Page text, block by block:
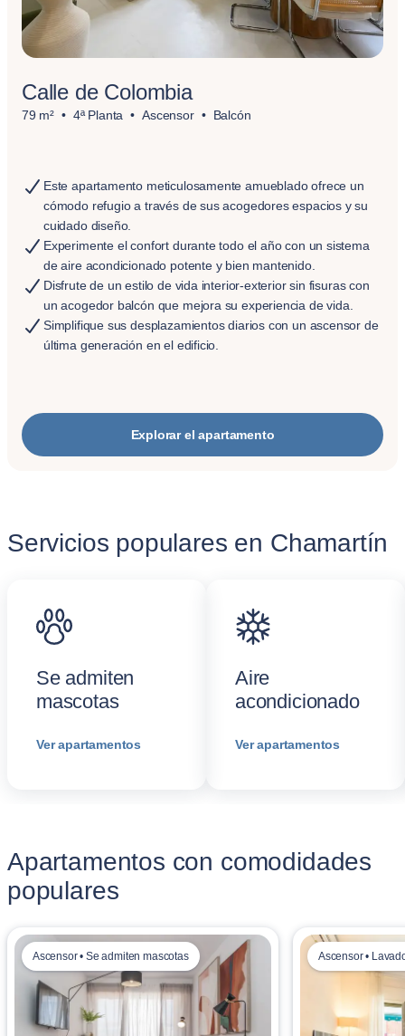
Calle de Colombia
79 m² 4ª Planta Ascensor Balcón
Este apartamento meticulosamente amueblado ofrece un
cómodo refugio a través de sus acogedores espacios y su
cuidado diseño.
Experimente el confort durante todo el año con un sistema
de aire acondicionado potente y bien mantenido.
Disfrute de un estilo de vida interior-exterior sin fisuras con
un acogedor balcón que mejora su experiencia de vida.
Simplifique sus desplazamientos diarios con un ascensor de
última generación en el edificio.
Explorar el apartamento
Servicios populares en Chamartín
Se admiten
mascotas
Ver apartamentos
Aire
acondicionado
Ver apartamentos
Apartamentos con comodidades
populares
Ascensor • Se admiten mascotas Ascensor •